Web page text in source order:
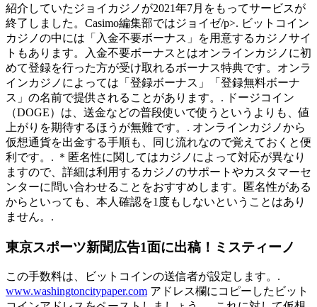
紹介していたジョイカジノが2021年7月をもってサービスが
終了しました。Casimo編集部ではジョイゼ/p>. ビットコイン
カジノの中には「入金不要ボーナス」を用意するカジノサイ
トもあります。入金不要ボーナスとはオンラインカジノに初
めて登録を行った方が受け取れるボーナス特典です。オンラ
インカジノによっては「登録ボーナス」「登録無料ボーナ
ス」の名前で提供されることがあります。. ドージコイン
（DOGE）は、送金などの普段使いで使うというよりも、値
上がりを期待するほうが無難です。. オンラインカジノから
仮想通貨を出金する手順も、同じ流れなので覚えておくと便
利です。. ＊匿名性に関してはカジノによって対応が異なり
ますので、詳細は利用するカジノのサポートやカスタマーセ
ンターに問い合わせることをおすすめします。匿名性がある
からといっても、本人確認を1度もしないということはあり
ません。.
東京スポーツ新聞広告1面に出稿！ミスティーノ
この手数料は、ビットコインの送信者が設定します。.
www.washingtoncitypaper.com アドレス欄にコピーしたビット